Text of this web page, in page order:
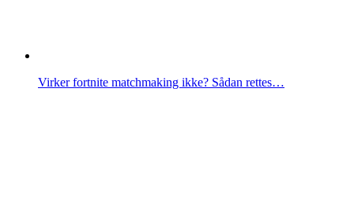
Virker fortnite matchmaking ikke? Sådan rettes…